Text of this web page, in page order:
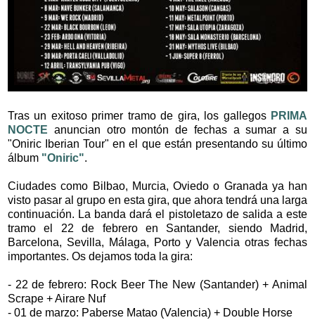
Tras un exitoso primer tramo de gira, los gallegos PRIMA
NOCTE anuncian otro montón de fechas a sumar a su
"Oniric Iberian Tour" en el que están presentando su último
álbum "Oniric".
Ciudades como Bilbao, Murcia, Oviedo o Granada ya han
visto pasar al grupo en esta gira, que ahora tendrá una larga
continuación. La banda dará el pistoletazo de salida a este
tramo el 22 de febrero en Santander, siendo Madrid,
Barcelona, Sevilla, Málaga, Porto y Valencia otras fechas
importantes. Os dejamos toda la gira:
- 22 de febrero: Rock Beer The New (Santander) + Animal
Scrape + Airare Nuf
- 01 de marzo: Paberse Matao (Valencia) + Double Horse